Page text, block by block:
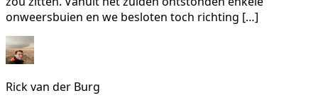
onweersbuien en we besloten toch richting […]
Rick van der Burg